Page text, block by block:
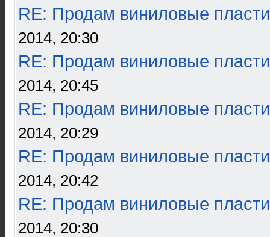
RE: Продам виниловые
2014, 20:30
RE: Продам виниловые
2014, 20:45
RE: Продам виниловые
2014, 20:29
RE: Продам виниловые
2014, 20:42
RE: Продам виниловые
2014, 20:30